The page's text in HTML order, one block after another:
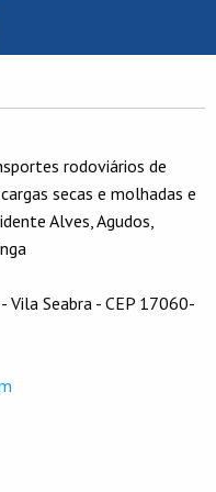
rodoviários de
secas e molhadas e
Alves, Agudos,
Vila Seabra - CEP 17060-